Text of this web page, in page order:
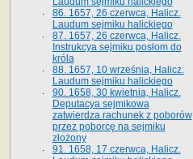
86. 1657, 26 czerwca, Halicz.
Laudum sejmiku halickiego
87. 1657, 26 czerwca, Halicz.
Instrukcya sejmiku posłom do
króla
88. 1657, 10 września, Halicz.
Laudum sejmiku halickiego
90. 1658, 30 kwietnia, Halicz.
Deputacya sejmikowa
zatwierdza rachunek z poborów
przez poborcę na sejmiku
złożony
91. 1658, 17 czerwca, Halicz.